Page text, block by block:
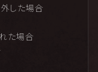
した場合
た場合